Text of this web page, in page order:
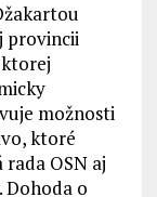
provincii
možnosti
ktoré
OSN aj
Dohoda o